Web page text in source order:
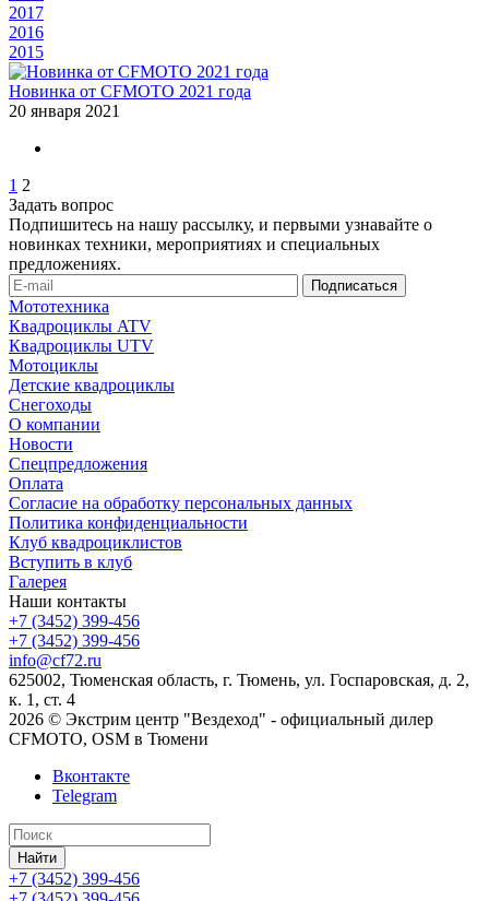
2017
2016
2015
Новинка от CFMOTO 2021 года
20 января 2021
1 2
Задать вопрос
Подпишитесь на нашу рассылку, и первыми узнавайте о
новинках техники, мероприятиях и специальных
предложениях.
Мототехника
Квадроциклы ATV
Квадроциклы UTV
Мотоциклы
Детские квадроциклы
Снегоходы
О компании
Новости
Спецпредложения
Оплата
Согласие на обработку персональных данных
Политика конфиденциальности
Клуб квадроциклистов
Вступить в клуб
Галерея
Наши контакты
+7 (3452) 399-456
+7 (3452) 399-456
info@cf72.ru
625002, Тюменская область, г. Тюмень, ул. Госпаровская, д. 2,
к. 1, ст. 4
2026 © Экстрим центр "Вездеход" - официальный дилер
CFMOTO, OSM в Тюмени
Вконтакте
Telegram
Найти
+7 (3452) 399-456